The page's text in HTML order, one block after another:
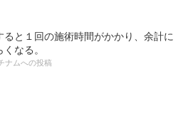
ると１回の施術時間がかかり、余計に
なる。
ナムへの投稿